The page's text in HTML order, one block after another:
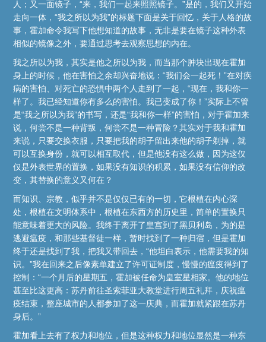
人；又一面镜子，“来，我们一起来照照镜子。”是的，我们又开始
走向一体，“我之所以为我”的标题下面是关于回忆，关于人格的故
事，霍加命令我写下他想知道的故事，无非是要在镜子这种外表
相似的镜像之外，要通过思考去观察思想的内在。
我之所以为我，其实是他之所以为我，而当那个肿块出现在霍加
身上的时候，他在害怕之余却兴奋地说：“我们会一起死！”在对疾
病的害怕、对死亡的恐惧中两个人走到了一起，“现在，我和你一
样了。我已经知道你有多么的害怕。我已变成了你！”实际上不管
是“我之所以为我”的书写，还是“我和你一样”的害怕，对于霍加来
说，何尝不是一种背叛，何尝不是一种冒险？其实对于我和霍加
来说，只要交换衣服，只要把我的胡子留出来他的胡子剃掉，就
可以互换身份，就可以相互取代，但是他没有这么做，因为这仅
仅是外表世界的置换，如果没有知识的积累，如果没有信仰的改
变，其替换的意义又何在？
而知识、宗教，似乎并不是仅仅已有的一切，它根植在内心深
处，根植在文明体系中，根植在东西方的历史里，简单的置换只
能意味着更大的风险。我终于离开了皇宫到了黑贝利岛，为的是
逃避瘟疫，和那些基督徒一样，暂时找到了一种归宿，但是霍加
终于还是找到了我，把我又带回去，“他坦白表示，他需要我的知
识。”我在回来之后像素单建立了许可证制度，慢慢的瘟疫得到了
控制：“一个月后的星期五，霍加被任命为皇室星相家。他的地位
甚至比这更高：苏丹前往圣索菲亚大教堂进行周五礼拜，庆祝瘟
疫结束，整座城市的人都参加了这一庆典，而霍加就紧跟在苏丹
身后。”
霍加看上去有了权力和地位，但是这种权力和地位显然是一种东